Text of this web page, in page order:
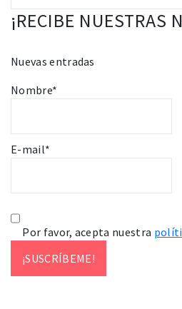
¡RECIBE NUESTRAS
Nuevas entradas
Nombre*
E-mail*
Por favor, acepta nuestra